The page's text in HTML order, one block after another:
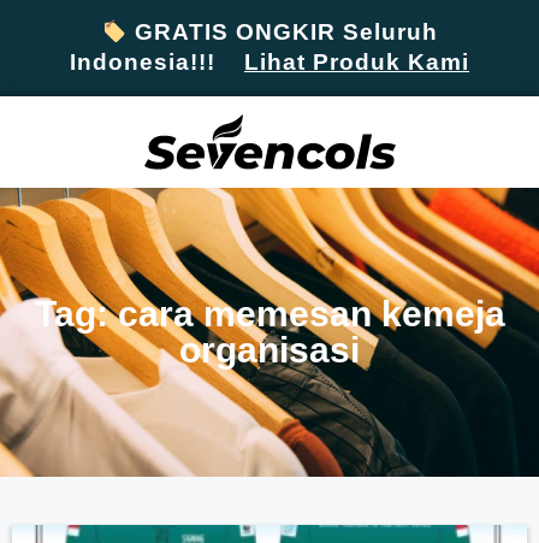
GRATIS ONGKIR Seluruh
Indonesia!!! Lihat Produk Kami
Tag: cara memesan kemeja
organisasi